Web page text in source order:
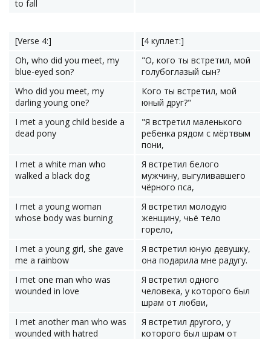
to fall
[Verse 4:]
[4 куплет:]
Oh, who did you meet, my
blue-eyed son?
"О, кого ты встретил, мой
голубоглазый сын?
Who did you meet, my
darling young one?
Кого ты встретил, мой
юный друг?"
I met a young child beside a
dead pony
"Я встретил маленького
ребенка рядом с мёртвым
пони,
I met a white man who
walked a black dog
Я встретил белого
мужчину, выгуливавшего
чёрного пса,
I met a young woman
whose body was burning
Я встретил молодую
женщину, чьё тело
горело,
I met a young girl, she gave
me a rainbow
Я встретил юную девушку,
она подарила мне радугу.
I met one man who was
wounded in love
Я встретил одного
человека, у которого был
шрам от любви,
I met another man who was
wounded with hatred
Я встретил другого, у
которого был шрам от